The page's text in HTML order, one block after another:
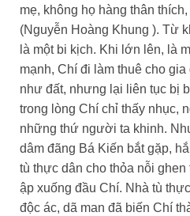
mẹ, không họ hàng thân
(Nguyễn Hoàng Khung ). Từ
là một bi kịch. Khi lớn lên, là
mạnh, Chí đi làm thuê cho
như đất, nhưng lại liên tục bị
trong lòng Chí chỉ thấy nhục,
những thứ người ta khinh.
dâm đãng Bá Kiến bắt gặp,
tù thực dân cho thỏa nỗi
ập xuống đầu Chí. Nhà tù
độc ác, dã man đã biến Chí